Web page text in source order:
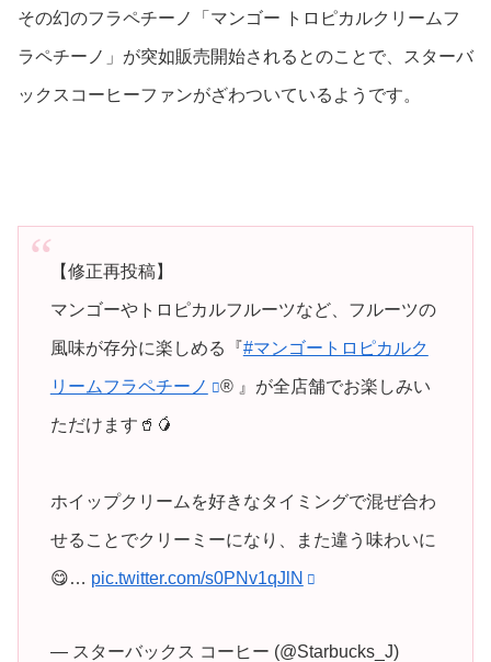
その幻のフラペチーノ「マンゴー トロピカルクリームフ
ラペチーノ」が突如販売開始されるとのことで、スターバ
ックスコーヒーファンがざわついているようです。
【修正再投稿】
マンゴーやトロピカルフルーツなど、フルーツの
風味が存分に楽しめる『#マンゴートロピカルク
リームフラペチーノ ® 』が全店舗でお楽しみい
ただけます🥤🥭
ホイップクリームを好きなタイミングで混ぜ合わ
せることでクリーミーになり、また違う味わいに
😋… pic.twitter.com/s0PNv1qJlN
— スターバックス コーヒー (@Starbucks_J)